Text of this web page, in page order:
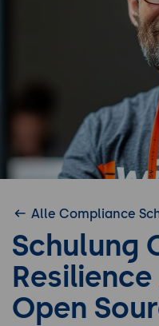
Alle Compliance
Schulung
Open